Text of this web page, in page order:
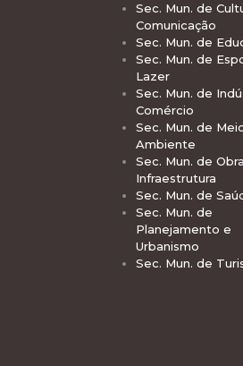
Sec. Mun. de
Comunicação
Sec. Mun. de
Sec. Mun. de
Lazer
Sec. Mun. de
Comércio
Sec. Mun. de
Ambiente
Sec. Mun. de
Infraestrutura
Sec. Mun. de
Sec. Mun. de
Planejamento e
Urbanismo
Sec. Mun. de